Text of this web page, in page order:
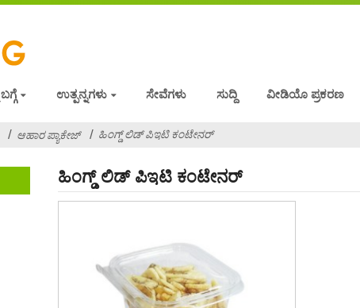
ಉತ್ಪನ್ನಗಳು ಸೇವೆಗಳು ಸುದ್ದಿ ವೀಡಿಯೊ ಪ್ರಕರಣ
ಆಹಾರ ಪ್ಯಾಕೇಜ್ ಹಿಂಗ್ಡ್ ಲಿಡ್ ಪಿಇಟಿ ಕಂಟೇನರ್
ಹಿಂಗ್ಡ್ ಲಿಡ್ ಪಿಇಟಿ ಕಂಟೇನರ್